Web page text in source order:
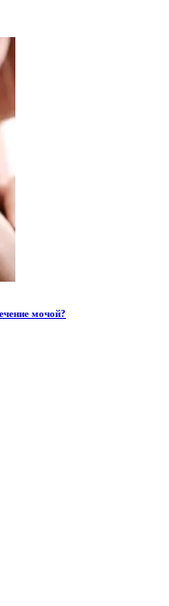
мочой?